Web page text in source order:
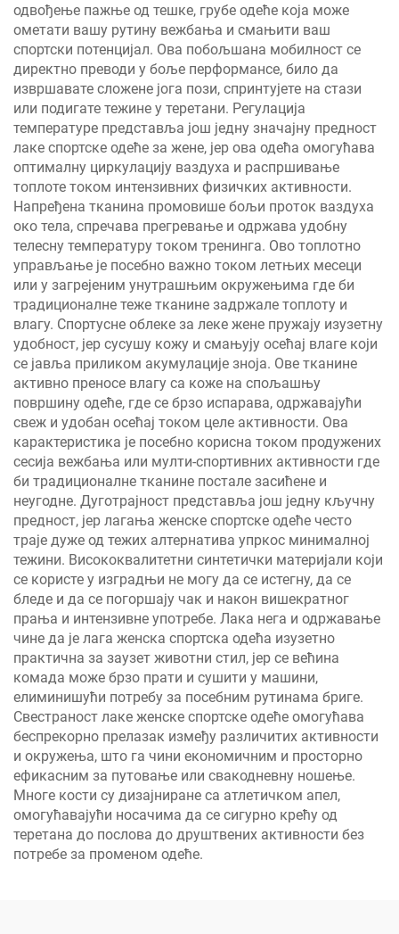
одвођење пажње од тешке, грубе одеће која може
ометати вашу рутину вежбања и смањити ваш
спортски потенцијал. Ова побољшана мобилност се
директно преводи у боље перформансе, било да
извршавате сложене јога пози, спринтујете на стази
или подигате тежине у теретани. Регулација
температуре представља још једну значајну предност
лаке спортске одеће за жене, јер ова одећа омогућава
оптималну циркулацију ваздуха и распршивање
топлоте током интензивних физичких активности.
Напређена тканина промовише бољи проток ваздуха
око тела, спречава прегревање и одржава удобну
телесну температуру током тренинга. Ово топлотно
управљање је посебно важно током летњих месеци
или у загрејеним унутрашњим окружењима где би
традиционалне теже тканине задржале топлоту и
влагу. Спортусне облеке за леке жене пружају изузетну
удобност, јер сусушу кожу и смањују осећај влаге који
се јавља приликом акумулације зноја. Ове тканине
активно преносе влагу са коже на спољашњу
површину одеће, где се брзо испарава, одржавајући
свеж и удобан осећај током целе активности. Ова
карактеристика је посебно корисна током продужених
сесија вежбања или мулти-спортивних активности где
би традиционалне тканине постале засићене и
неугодне. Дуготрајност представља још једну кључну
предност, јер лагања женске спортске одеће често
траје дуже од тежих алтернатива упркос минималној
тежини. Висококвалитетни синтетички материјали који
се користе у изградњи не могу да се истегну, да се
бледе и да се погоршају чак и након вишекратног
прања и интензивне употребе. Лака нега и одржавање
чине да је лага женска спортска одећа изузетно
практична за заузет животни стил, јер се већина
комада може брзо прати и сушити у машини,
елиминишући потребу за посебним рутинама бриге.
Свестраност лаке женске спортске одеће омогућава
беспрекорно прелазак између различитих активности
и окружења, што га чини економичним и просторно
ефикасним за путовање или свакодневну ношење.
Многе кости су дизајниране са атлетичком апел,
омогућавајући носачима да се сигурно крећу од
теретана до послова до друштвених активности без
потребе за променом одеће.